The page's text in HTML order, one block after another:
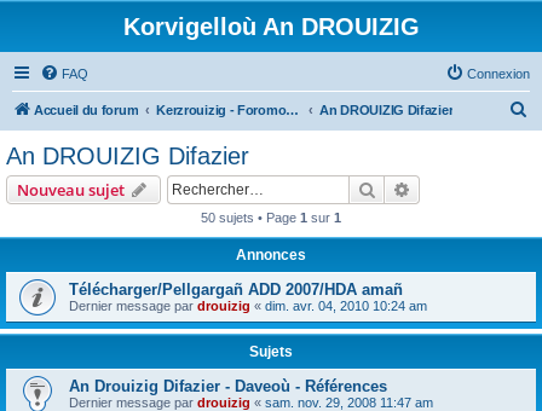
Korvigelloù An DROUIZIG
FAQ Connexion
Accueil du forum Kerzrouizig - Foromoù An Drouizig An DROUIZIG Difazier
e
r
An DROUIZIG Difazier
Nouveau sujet Rechercher
50 sujets • Page 1 sur 1
Annonces
Télécharger/Pellgargañ ADD 2007/HDA amañ
Dernier message par drouizig « dim. avr. 04, 2010 10:24 am
Sujets
An Drouizig Difazier - Daveoù - Références
Dernier message par drouizig « sam. nov. 29, 2008 11:47 am